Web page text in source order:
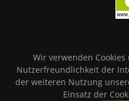
Wir verwenden
Nutzerfreundlichkeit der
der weiteren Nutzung
Einsatz der